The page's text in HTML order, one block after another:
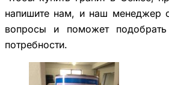
напишите нам, и наш менеджер
вопросы и поможет
потребности.